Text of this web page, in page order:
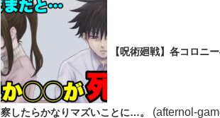
【呪術廻戦】各コロニ
察したらかなりマズいことに…。 (afternol-